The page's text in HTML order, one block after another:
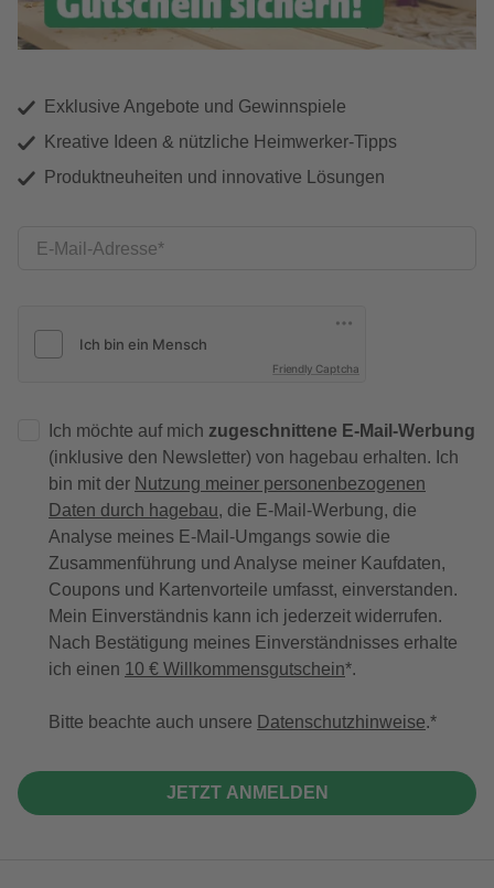
Exklusive Angebote und Gewinnspiele
Kreative Ideen & nützliche Heimwerker-Tipps
Produktneuheiten und innovative Lösungen
E-Mail-Adresse
Friendly Captcha
Ich möchte auf mich zugeschnittene E-Mail-Werbung
(inklusive den Newsletter) von hagebau erhalten. Ich
bin mit der Nutzung meiner personenbezogenen
Daten durch hagebau, die E-Mail-Werbung, die
Analyse meines E-Mail-Umgangs sowie die
Zusammenführung und Analyse meiner Kaufdaten,
Coupons und Kartenvorteile umfasst, einverstanden.
Mein Einverständnis kann ich jederzeit widerrufen.
Nach Bestätigung meines Einverständnisses erhalte
ich einen 10 € Willkommensgutschein*.
Bitte beachte auch unsere Datenschutzhinweise.
JETZT ANMELDEN